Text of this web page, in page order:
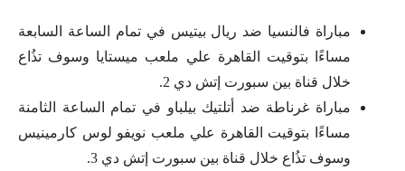
مباراة فالنسيا ضد ريال بيتيس في تمام الساعة السابعة
مساءًا بتوقيت القاهرة علي ملعب ميستايا وسوف تذُاع
خلال قناة بين سبورت إتش دي 2.
مباراة غرناطة ضد أتلتيك بيلباو في تمام الساعة الثامنة
مساءًا بتوقيت القاهرة علي ملعب نويفو لوس كارمينيس
وسوف تذُاع خلال قناة بين سبورت إتش دي 3.